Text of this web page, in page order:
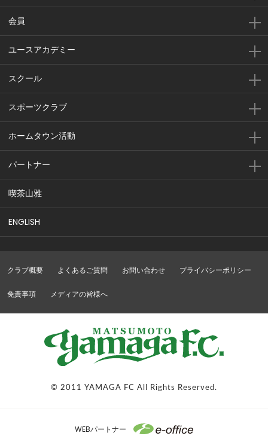
会員
ユースアカデミー
スクール
スポーツクラブ
ホームタウン活動
パートナー
喫茶山雅
ENGLISH
クラブ概要 よくあるご質問 お問い合わせ プライバシーポリシー
免責事項 メディアの皆様へ
© 2011 YAMAGA FC All Rights Reserved.
WEBパートナー